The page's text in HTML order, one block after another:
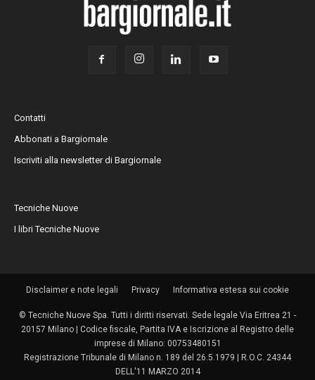
Contatti
Abbonati a Bargiornale
Iscriviti alla newsletter di Bargiornale
Tecniche Nuove
I libri Tecniche Nuove
Disclaimer e note legali Privacy Informativa estesa sui cookie
© Tecniche Nuove Spa. Tutti i diritti riservati. Sede legale Via Eritrea 21 -
20157 Milano | Codice fiscale, Partita IVA e Iscrizione al Registro delle
imprese di Milano: 00753480151
Registrazione Tribunale di Milano n. 189 del 26.5.1979 | R.O.C. 24344
DELL'11 MARZO 2014